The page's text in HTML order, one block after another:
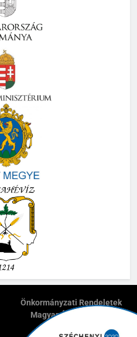
Önkormányzati Rendeletek
Magyar Államkincstár
E-Önkormányzat